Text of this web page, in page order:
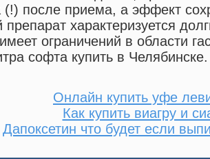
(!) после приема, а эффект
характеризуется
ограничений в области
софта купить в Челябинске.
Онлайн купить уфе
Как купить виагру и
Дапоксетин что будет если